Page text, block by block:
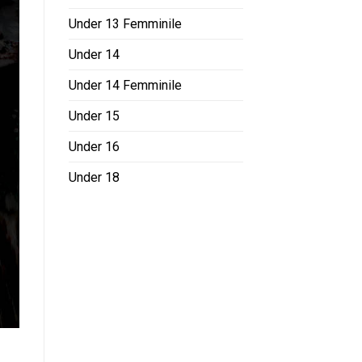
Under 13 Femminile
Under 14
Under 14 Femminile
Under 15
Under 16
Under 18